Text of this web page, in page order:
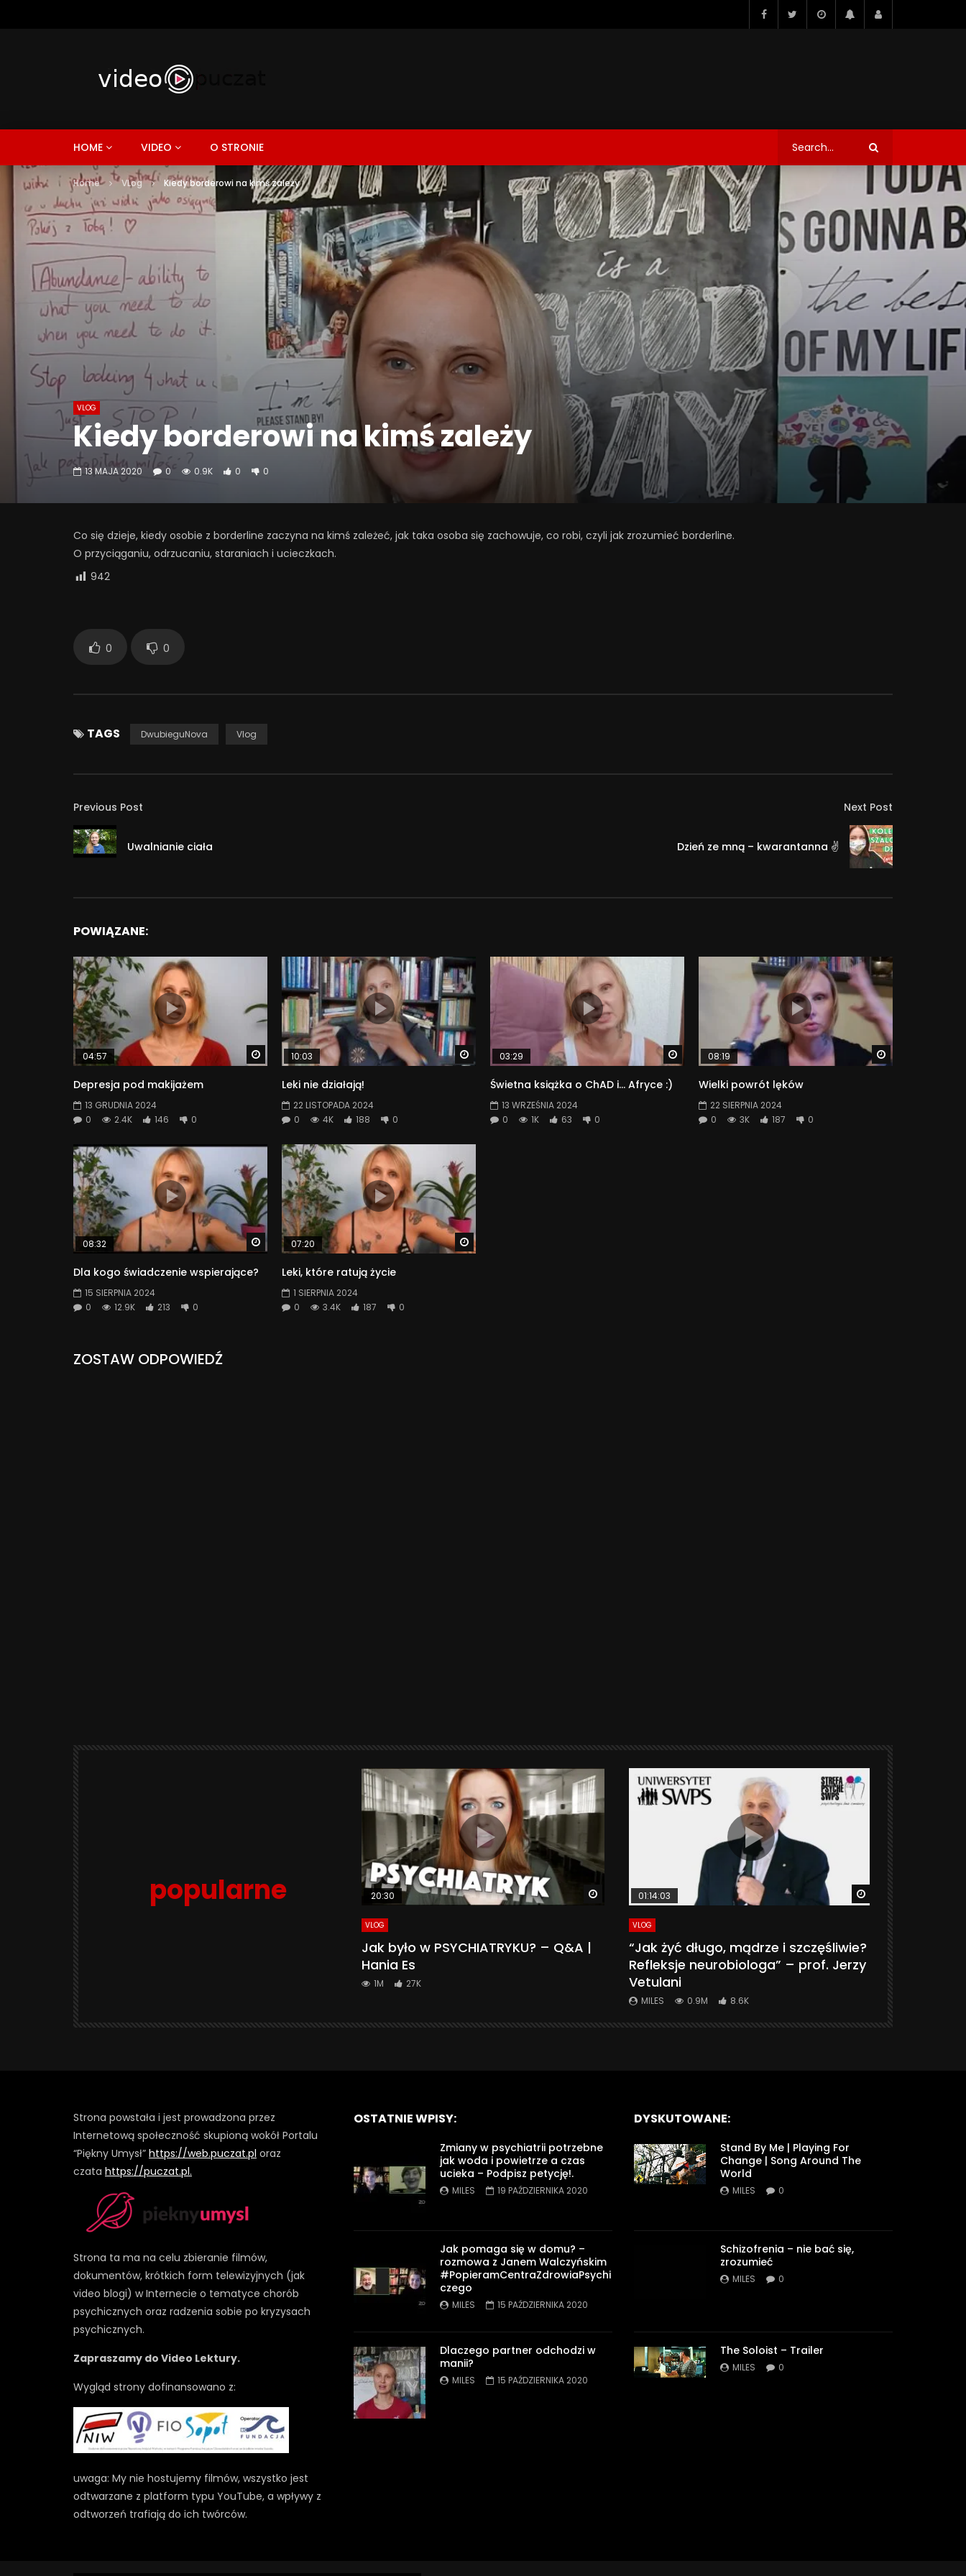
HOME VIDEO O STRONIE
Home VLog Kiedy borderowi na kimś zależy
VLOG
Kiedy borderowi na kimś zależy
13 MAJA 2020 0 0.9K 0 0
Co się dzieje, kiedy osobie z borderline zaczyna na kimś zależeć, jak taka osoba się zachowuje, co robi, czyli jak zrozumieć borderline.
O przyciąganiu, odrzucaniu, staraniach i ucieczkach.
942
0 0
TAGS DwubieguNova Vlog
Previous Post
Uwalnianie ciała
Next Post
Dzień ze mną – kwarantanna ✌️
POWIĄZANE:
Watch Later
04:57
Depresja pod makijażem
13 GRUDNIA 2024
0
2.4K 146 0
Watch Later
10:03
Leki nie działają!
22 LISTOPADA 2024
0
4K 188 0
Watch Later
03:29
Świetna książka o ChAD i… Afryce :)
13 WRZEŚNIA 2024
0
1K 63 0
Watch Later
08:19
Wielki powrót lęków
22 SIERPNIA 2024
0
3K 187 0
Watch Later
08:32
Dla kogo świadczenie wspierające?
15 SIERPNIA 2024
0
12.9K 213 0
Watch Later
07:20
Leki, które ratują życie
1 SIERPNIA 2024
0
3.4K 187 0
ZOSTAW ODPOWIEDŹ
popularne Watch Later
20:30
VLOG
Jak było w PSYCHIATRYKU? – Q&A |
Hania Es
1M 27K
Watch Later
01:14:03
VLOG
“Jak żyć długo, mądrze i szczęśliwie?
Refleksje neurobiologa” – prof. Jerzy
Vetulani
MILES 0.9M 8.6K
Strona powstała i jest prowadzona przez
Internetową społeczność skupioną wokół Portalu
“Piękny Umysł” https://web.puczat.pl oraz
czata https://puczat.pl.
Strona ta ma na celu zbieranie filmów,
dokumentów, krótkich form telewizyjnych (jak
video blogi) w Internecie o tematyce chorób
psychicznych oraz radzenia sobie po kryzysach
psychicznych.
Zapraszamy do Video Lektury.
Wygląd strony dofinansowano z:
uwaga: My nie hostujemy filmów, wszystko jest
odtwarzane z platform typu YouTube, a wpływy z
odtworzeń trafiają do ich twórców.
OSTATNIE WPISY:
Zmiany w psychiatrii potrzebne
jak woda i powietrze a czas
ucieka – Podpisz petycję!.
MILES 19 PAŹDZIERNIKA 2020
Jak pomaga się w domu? –
rozmowa z Janem Walczyńskim
#PopieramCentraZdrowiaPsychi
czego
MILES 15 PAŹDZIERNIKA 2020
Dlaczego partner odchodzi w
manii?
MILES 15 PAŹDZIERNIKA 2020
DYSKUTOWANE:
Stand By Me | Playing For
Change | Song Around The
World
MILES 0
Schizofrenia – nie bać się,
zrozumieć
MILES 0
The Soloist – Trailer
MILES 0